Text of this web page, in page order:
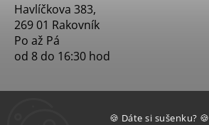
🍪 Dáte si sušenku? 🍪
Havlíčkova 383,
269 01 Rakovník
Po až Pá
od 8 do 16:30 hod